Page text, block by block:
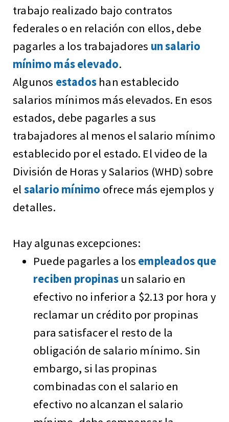
trabajo realizado bajo contratos
federales o en relación con ellos, debe
pagarles a los trabajadores un salario
mínimo más elevado.
Algunos estados han establecido
salarios mínimos más elevados. En esos
estados, debe pagarles a sus
trabajadores al menos el salario mínimo
establecido por el estado. El video de la
División de Horas y Salarios (WHD) sobre
el salario mínimo ofrece más ejemplos y
detalles.
Hay algunas excepciones:
Puede pagarles a los empleados que
reciben propinas un salario en
efectivo no inferior a $2.13 por hora y
reclamar un crédito por propinas
para satisfacer el resto de la
obligación de salario mínimo. Sin
embargo, si las propinas
combinadas con el salario en
efectivo no alcanzan el salario